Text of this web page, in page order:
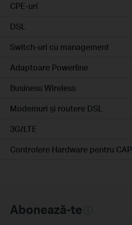
CPE-uri
DSL
Switch-uri cu management
Adaptoare Powerline
Business Wireless
Modemuri și routere DSL
3G/LTE
Controlere Hardware pentru CAP
Abonează-te